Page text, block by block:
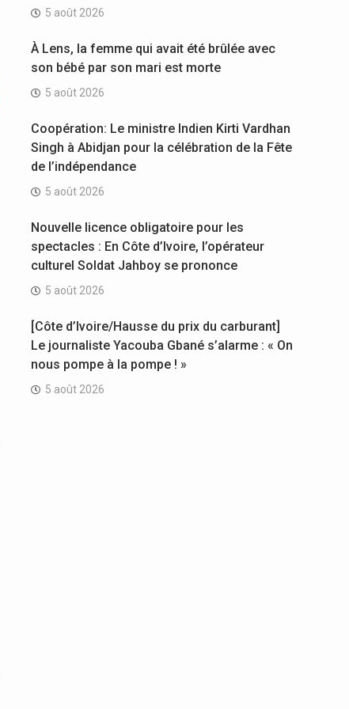
5 août 2026
À Lens, la femme qui avait été brûlée avec
son bébé par son mari est morte
5 août 2026
Coopération: Le ministre Indien Kirti Vardhan
Singh à Abidjan pour la célébration de la Fête
de l’indépendance
5 août 2026
Nouvelle licence obligatoire pour les
spectacles : En Côte d’Ivoire, l’opérateur
culturel Soldat Jahboy se prononce
5 août 2026
[Côte d’Ivoire/Hausse du prix du carburant]
Le journaliste Yacouba Gbané s’alarme : « On
nous pompe à la pompe ! »
5 août 2026